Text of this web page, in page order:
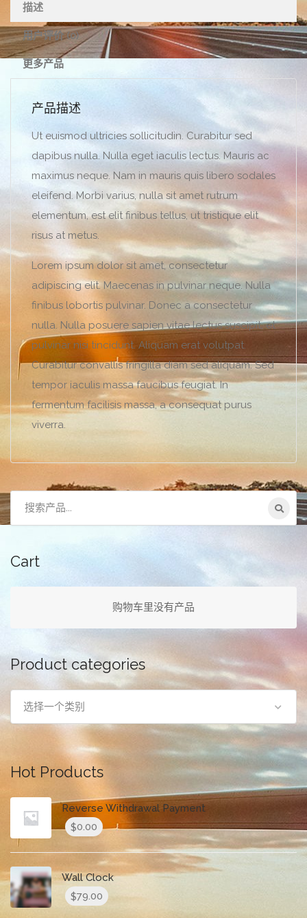
描述
用户评价 (0)
更多产品
产品描述
Ut euismod ultricies sollicitudin. Curabitur sed
dapibus nulla. Nulla eget iaculis lectus. Mauris ac
maximus neque. Nam in mauris quis libero sodales
eleifend. Morbi varius, nulla sit amet rutrum
elementum, est elit finibus tellus, ut tristique elit
risus at metus.
Lorem ipsum dolor sit amet, consectetur
adipiscing elit. Maecenas in pulvinar neque. Nulla
finibus lobortis pulvinar. Donec a consectetur
nulla. Nulla posuere sapien vitae lectus suscipit, et
pulvinar nisi tincidunt. Aliquam erat volutpat.
Curabitur convallis fringilla diam sed aliquam. Sed
tempor iaculis massa faucibus feugiat. In
fermentum facilisis massa, a consequat purus
viverra.
搜
Cart
购物车里没有产品
Product categories
选择一个类别
Hot Products
Reverse Withdrawal Payment
$0.00
Wall Clock
$79.00